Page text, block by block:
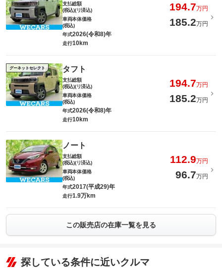
支払総額
(税込)(リ済込)
194.7万円
車両本体価格
(税込)
185.2万円
年式2026(令和8)年
走行10km
グーネットセレクト タフト
支払総額
(税込)(リ済込)
194.7万円
車両本体価格
(税込)
185.2万円
年式2026(令和8)年
走行10km
ノート
支払総額
(税込)(リ済込)
112.9万円
車両本体価格
(税込)
96.7万円
年式2017(平成29)年
走行1.9万km
この販売店の在庫一覧を見る
探している条件に近いクルマ